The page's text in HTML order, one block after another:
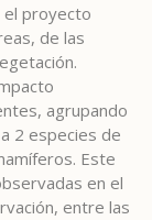
el proyecto
de las
agrupando
2 especies de
Este
en el
entre las